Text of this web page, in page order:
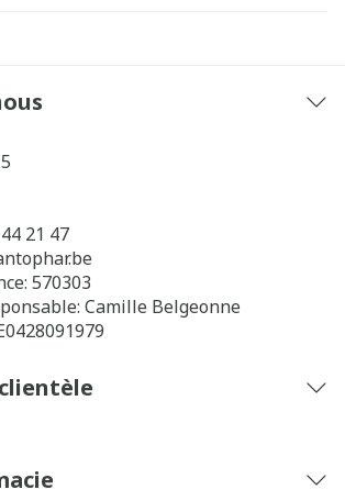
21 47
570303
Camille Belgeonne